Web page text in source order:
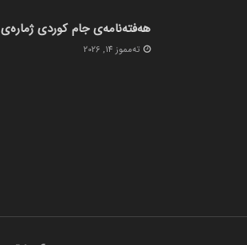
هەفتەنامەی جام کوردی ژمارەی 431
ته‌مموز 14, 2026